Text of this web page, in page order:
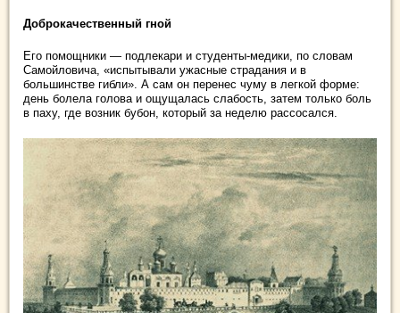
Доброкачественный гной
Его помощники — подлекари и студенты-медики, по словам
Самойловича, «испытывали ужасные страдания и в
большинстве гибли». А сам он перенес чуму в легкой форме:
день болела голова и ощущалась слабость, затем только боль
в паху, где возник бубон, который за неделю рассосался.